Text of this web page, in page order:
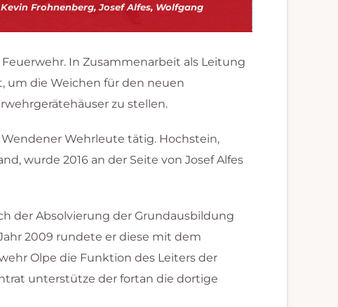
Frohnenberg, Josef Alfes, Wolfgang
In Zusammenarbeit als Leitung
um die Weichen für den neuen
zu stellen.
Wehrleute tätig. Hochstein,
wurde 2016 an der Seite von Josef Alfes
der Absolvierung der Grundausbildung
2009 rundete er diese mit dem
Olpe die Funktion des Leiters der
unterstütze der fortan die dortige